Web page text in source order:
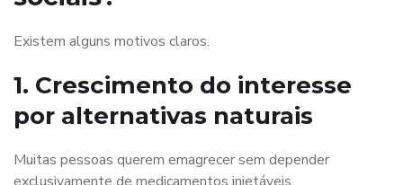
Existem alguns motivos claros.
1. Crescimento do interesse
por alternativas naturais
Muitas pessoas querem emagrecer sem depender